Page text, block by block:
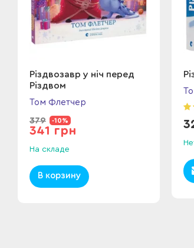
Різдвозавр у ніч перед
Різдвом
Том Флетчер
379 -10%
341 грн
На складе
В корзину